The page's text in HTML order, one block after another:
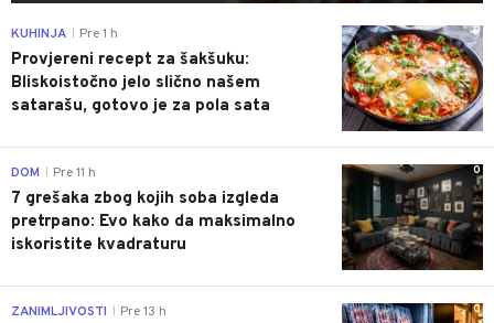
0
KUHINJA Pre 1 h
Provjereni recept za šakšuku:
Bliskoistočno jelo slično našem
satarašu, gotovo je za pola sata
0
DOM Pre 11 h
7 grešaka zbog kojih soba izgleda
pretrpano: Evo kako da maksimalno
iskoristite kvadraturu
0
ZANIMLJIVOSTI Pre 13 h